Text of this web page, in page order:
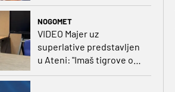
NOGOMET
VIDEO Majer uz
superlative predstavljen
u Ateni: "Imaš tigrove oči,